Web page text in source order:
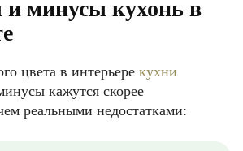
минусы кухонь в
цвета в интерьере кухни
кажутся скорее
реальными недостатками: